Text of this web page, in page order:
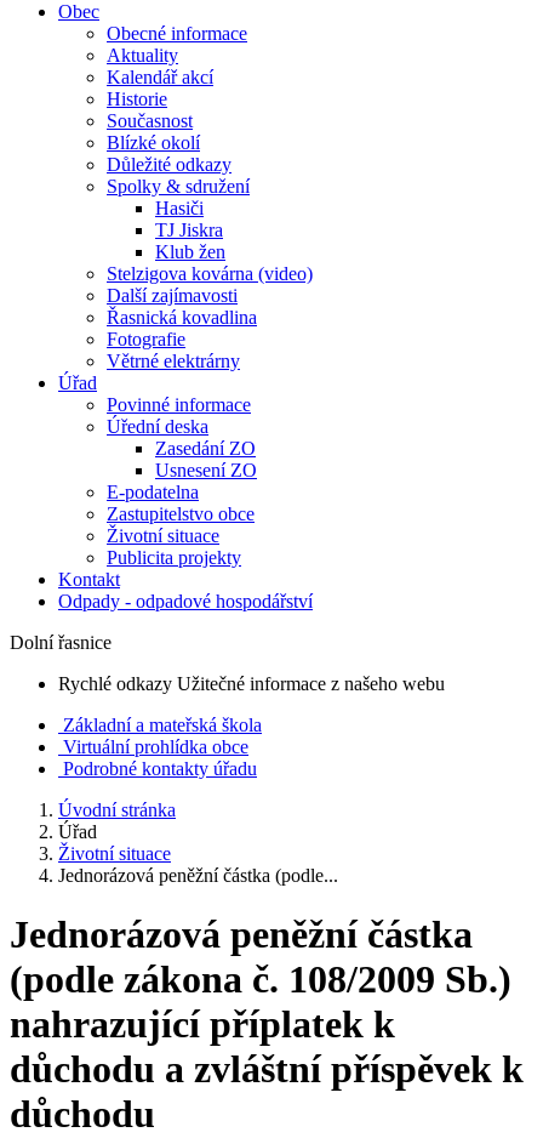
Obec
Obecné informace
Aktuality
Kalendář akcí
Historie
Současnost
Blízké okolí
Důležité odkazy
Spolky & sdružení
Hasiči
TJ Jiskra
Klub žen
Stelzigova kovárna (video)
Další zajímavosti
Řasnická kovadlina
Fotografie
Větrné elektrárny
Úřad
Povinné informace
Úřední deska
Zasedání ZO
Usnesení ZO
E-podatelna
Zastupitelstvo obce
Životní situace
Publicita projekty
Kontakt
Odpady - odpadové hospodářství
Dolní řasnice
Rychlé odkazy Užitečné informace z našeho webu
Základní a mateřská škola
Virtuální prohlídka obce
Podrobné kontakty úřadu
Úvodní stránka
Úřad
Životní situace
Jednorázová peněžní částka (podle...
Jednorázová peněžní částka
(podle zákona č. 108/2009 Sb.)
nahrazující příplatek k
důchodu a zvláštní příspěvek k
důchodu